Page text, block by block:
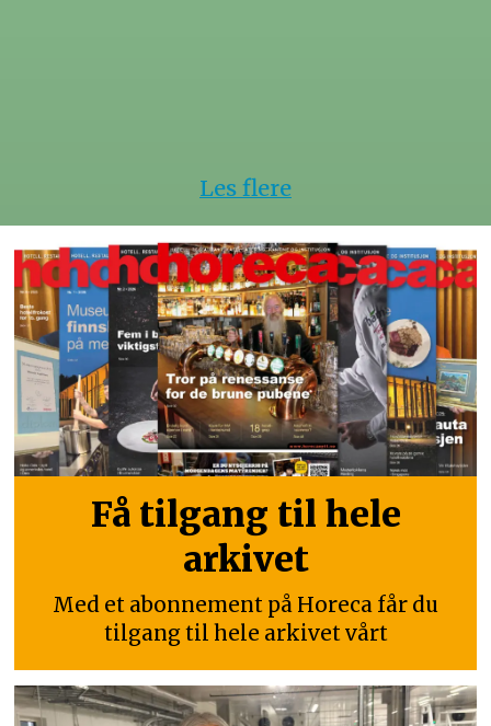
Les flere
Få tilgang til hele
arkivet
Med et abonnement på Horeca får du
tilgang til hele arkivet vårt